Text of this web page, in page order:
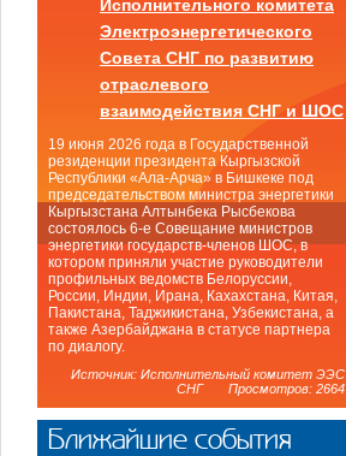
Исполнительного комитета
Электроэнергетического
Совета СНГ по развитию
отраслевого
взаимодействия СНГ и ШОС
19 июня 2026 года в Государственной
резиденции президента Кыргызской
Республики «Ала-Арча» в Бишкеке под
председательством министра энергетики
Кыргызстана Алтынбека Рысбекова
состоялось 6-е Совещание министров
энергетики государств-членов ШОС, в
котором приняли участие руководители
профильных ведомств Белоруссии,
России, Индии, Ирана, Кахахстана, Китая,
Пакистана, Таджикистана, Узбекистана, а
также Азербайджана в статусе партнера
по диалогу.
Источник: Исполнительный комитет ЭЭС
СНГ Просмотров: 2664
Ближайшие события